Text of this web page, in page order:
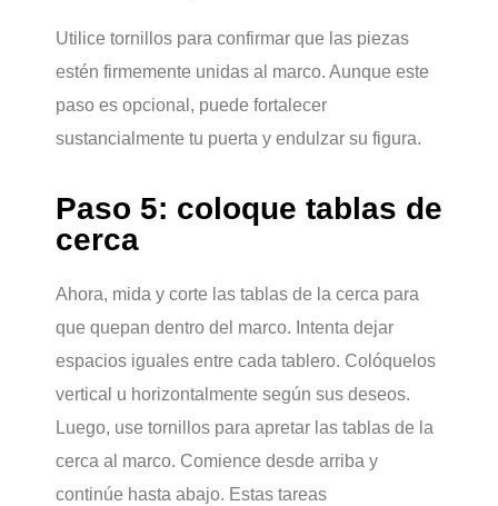
Utilice tornillos para confirmar que las piezas
estén firmemente unidas al marco. Aunque este
paso es opcional, puede fortalecer
sustancialmente tu puerta y endulzar su figura.
Paso 5: coloque tablas de
cerca
Ahora, mida y corte las tablas de la cerca para
que quepan dentro del marco. Intenta dejar
espacios iguales entre cada tablero. Colóquelos
vertical u horizontalmente según sus deseos.
Luego, use tornillos para apretar las tablas de la
cerca al marco. Comience desde arriba y
continúe hasta abajo. Estas tareas